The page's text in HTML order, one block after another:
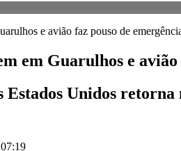
em Guarulhos e
Estados Unidos